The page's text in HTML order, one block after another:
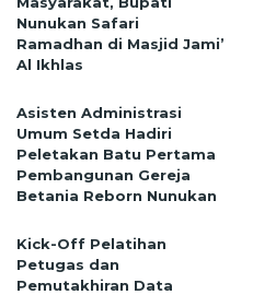
Nunukan Safari
Ramadhan di Masjid Jami’
Al Ikhlas
Asisten Administrasi
Umum Setda Hadiri
Peletakan Batu Pertama
Pembangunan Gereja
Betania Reborn Nunukan
Kick-Off Pelatihan
Petugas dan
Pemutakhiran Data